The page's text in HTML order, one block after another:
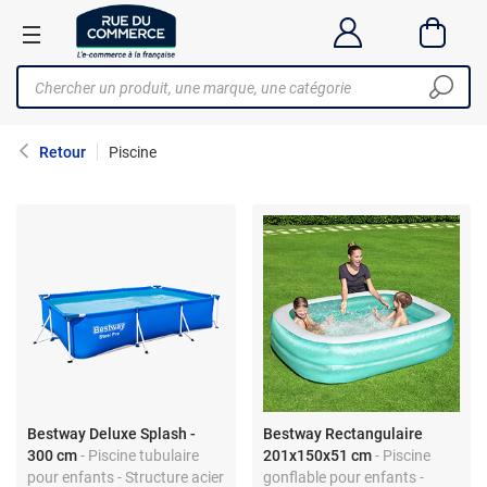
Retour Piscine
Bestway Deluxe Splash -
300 cm- Piscine tubulaire
pour enfants - Structure acier
Bestway Rectangulaire
201x150x51 cm - Piscine
gonflable pour enfants -